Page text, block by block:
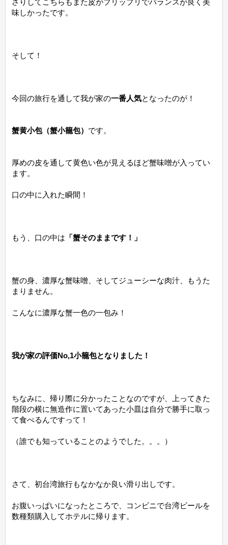
さりしてこちらもまた皮がプリップリでバランスが良く美
味しかったです。
そして！
今回の旅行を通して我が家の一番人気となったのが！
蟹黄小包（蟹小籠包） です。
厚めの皮を通して黄色い色が見えるほど蟹味噌が入ってい
ます。
口の中に入れた瞬間！
もう、口の中は 「蟹そのままです！」
蟹の身、濃厚な蟹味噌、そしてジューシーな肉汁、もうた
まりません。
こんなに濃厚な蟹一色の一包み！
我が家の評価No,1小籠包となりました！
ちなみに、帰り際に分かったことなのですが、上ってきた
階段の横に無造作に置いてあった小皿は自分で勝手に取っ
て食べるんですって！
（誰でも知っていることのようでした。。。）
さて、初台湾旅行もなかなか良い滑り出しです。
お腹いっぱいになったところで、コンビニで台湾ビールを
数種類購入してホテルに帰ります。